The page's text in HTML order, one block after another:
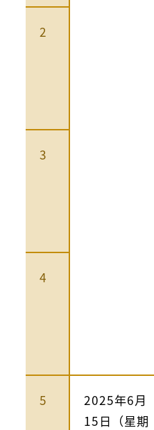
2
3
4
5
2025年6月
15日（星期